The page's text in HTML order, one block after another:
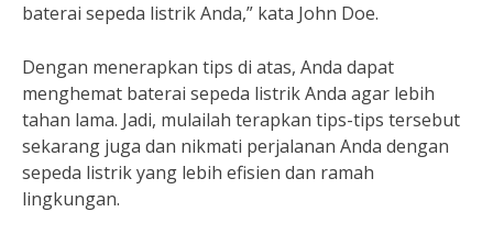
baterai sepeda listrik Anda,” kata John Doe.
Dengan menerapkan tips di atas, Anda dapat
menghemat baterai sepeda listrik Anda agar lebih
tahan lama. Jadi, mulailah terapkan tips-tips tersebut
sekarang juga dan nikmati perjalanan Anda dengan
sepeda listrik yang lebih efisien dan ramah
lingkungan.